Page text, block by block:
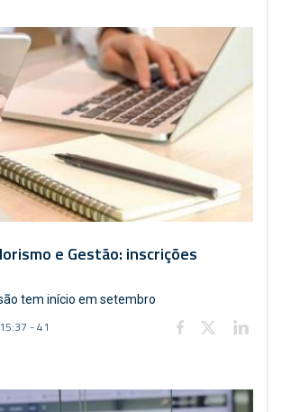
e Gestão: inscrições
tem início em setembro
- 41